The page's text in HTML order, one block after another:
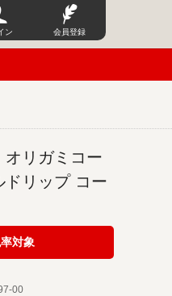
ン 会員登録
オリガミコー
ドリップ コー
対象
00